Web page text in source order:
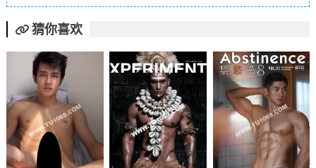
猜你喜欢